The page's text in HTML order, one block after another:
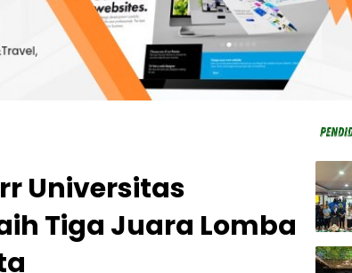
Universitas
Tiga Juara Lomba